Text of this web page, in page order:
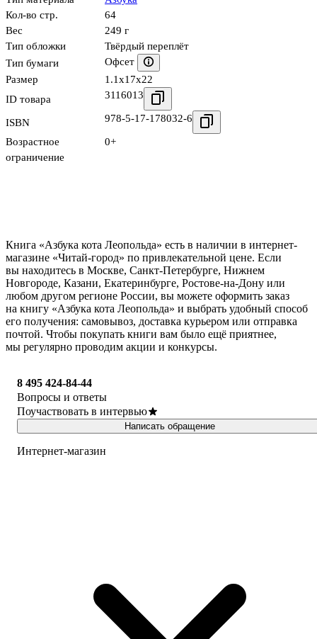
Кол-во стр.
64
Вес
249 г
Тип обложки
Твёрдый переплёт
Тип бумаги
Офсет
Размер
1.1x17x22
ID товара
3116013
ISBN 978-5-17-178032-6
Возрастное
ограничение
0+
Книга «Азбука кота Леопольда» есть в наличии в интернет-
магазине «Читай-город» по привлекательной цене. Если
вы находитесь в Москве, Санкт-Петербурге, Нижнем
Новгороде, Казани, Екатеринбурге, Ростове-на-Дону или
любом другом регионе России, вы можете оформить заказ
на книгу «Азбука кота Леопольда» и выбрать удобный способ
его получения: самовывоз, доставка курьером или отправка
почтой. Чтобы покупать книги вам было ещё приятнее,
мы регулярно проводим акции и конкурсы.
8 495 424-84-44
Вопросы и ответы
Поучаствовать в интервью
Написать обращение
Интернет-магазин